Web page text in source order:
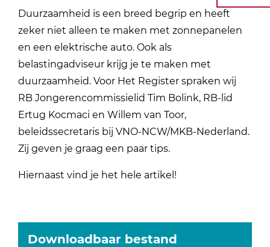
Duurzaamheid is een breed begrip en heeft
zeker niet alleen te maken met zonnepanelen
en een elektrische auto. Ook als
belastingadviseur krijg je te maken met
duurzaamheid. Voor Het Register spraken wij
RB Jongerencommissielid Tim Bolink, RB-lid
Ertug Kocmaci en Willem van Toor,
beleidssecretaris bij VNO-NCW/MKB-Nederland.
Zij geven je graag een paar tips.
Hiernaast vind je het hele artikel!
Downloadbaar bestand